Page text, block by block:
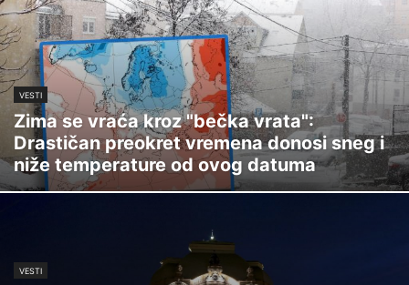
VESTI
Zima se vraća kroz "bečka vrata":
Drastičan preokret vremena donosi sneg i
niže temperature od ovog datuma
VESTI